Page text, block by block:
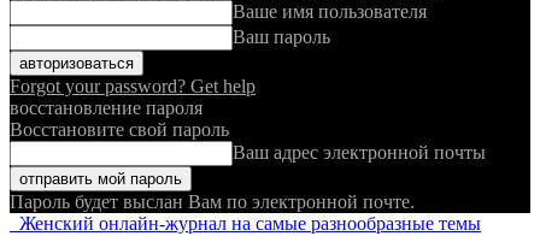
Ваше имя пользователя
Ваш пароль
Forgot your password? Get help
восстановление пароля
Восстановите свой пароль
Ваш адрес электронной почты
Пароль будет выслан Вам по электронной почте.
Женский онлайн-журнал на самые разнообразные темы